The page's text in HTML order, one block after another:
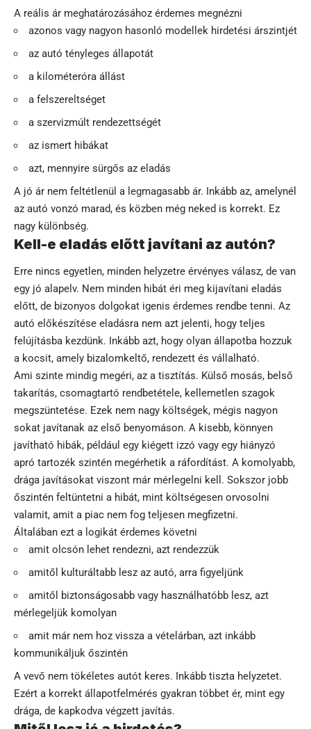
A reális ár meghatározásához érdemes megnézni
azonos vagy nagyon hasonló modellek hirdetési árszintjét
az autó tényleges állapotát
a kilométeróra állást
a felszereltséget
a szervizmúlt rendezettségét
az ismert hibákat
azt, mennyire sürgős az eladás
A jó ár nem feltétlenül a legmagasabb ár. Inkább az, amelynél
az autó vonzó marad, és közben még neked is korrekt. Ez
nagy különbség.
Kell-e eladás előtt javítani az autón?
Erre nincs egyetlen, minden helyzetre érvényes válasz, de van
egy jó alapelv. Nem minden hibát éri meg kijavítani eladás
előtt, de bizonyos dolgokat igenis érdemes rendbe tenni. Az
autó előkészítése eladásra nem azt jelenti, hogy teljes
felújításba kezdünk. Inkább azt, hogy olyan állapotba hozzuk
a kocsit, amely bizalomkeltő, rendezett és vállalható.
Ami szinte mindig megéri, az a tisztítás. Külső mosás, belső
takarítás, csomagtartó rendbetétele, kellemetlen szagok
megszüntetése. Ezek nem nagy költségek, mégis nagyon
sokat javítanak az első benyomáson. A kisebb, könnyen
javítható hibák, például egy kiégett izzó vagy egy hiányzó
apró tartozék szintén megérhetik a ráfordítást. A komolyabb,
drága javításokat viszont már mérlegelni kell. Sokszor jobb
őszintén feltüntetni a hibát, mint költségesen orvosolni
valamit, amit a piac nem fog teljesen megfizetni.
Általában ezt a logikát érdemes követni
amit olcsón lehet rendezni, azt rendezzük
amitől kulturáltabb lesz az autó, arra figyeljünk
amitől biztonságosabb vagy használhatóbb lesz, azt
mérlegeljük komolyan
amit már nem hoz vissza a vételárban, azt inkább
kommunikáljuk őszintén
A vevő nem tökéletes autót keres. Inkább tiszta helyzetet.
Ezért a korrekt állapotfelmérés gyakran többet ér, mint egy
drága, de kapkodva végzett javítás.